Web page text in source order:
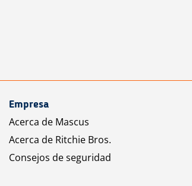
Empresa
Acerca de Mascus
Acerca de Ritchie Bros.
Consejos de seguridad